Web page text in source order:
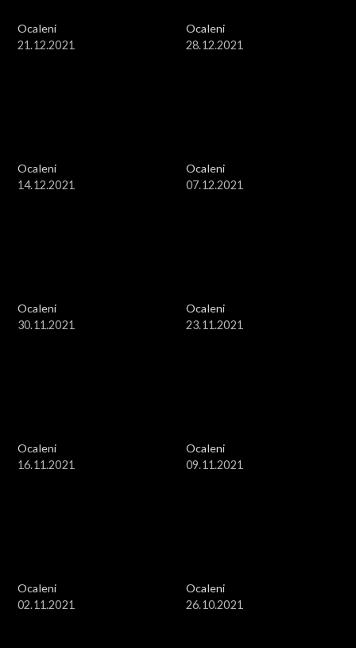
Ocaleni
21.12.2021
Ocaleni
28.12.2021
Ocaleni
14.12.2021
Ocaleni
07.12.2021
Ocaleni
30.11.2021
Ocaleni
23.11.2021
Ocaleni
16.11.2021
Ocaleni
09.11.2021
Ocaleni
02.11.2021
Ocaleni
26.10.2021